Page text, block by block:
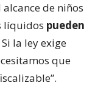
de niños
líquidos pueden
Si la ley exige
que